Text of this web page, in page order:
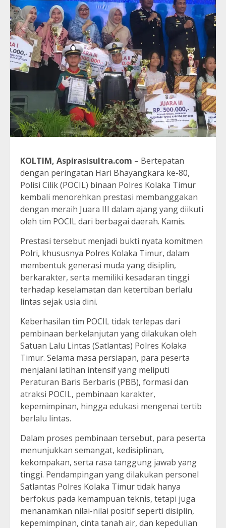
KOLTIM, Aspirasisultra.com – Bertepatan
dengan peringatan Hari Bhayangkara ke-80,
Polisi Cilik (POCIL) binaan Polres Kolaka Timur
kembali menorehkan prestasi membanggakan
dengan meraih Juara III dalam ajang yang diikuti
oleh tim POCIL dari berbagai daerah. Kamis.
Prestasi tersebut menjadi bukti nyata komitmen
Polri, khususnya Polres Kolaka Timur, dalam
membentuk generasi muda yang disiplin,
berkarakter, serta memiliki kesadaran tinggi
terhadap keselamatan dan ketertiban berlalu
lintas sejak usia dini.
Keberhasilan tim POCIL tidak terlepas dari
pembinaan berkelanjutan yang dilakukan oleh
Satuan Lalu Lintas (Satlantas) Polres Kolaka
Timur. Selama masa persiapan, para peserta
menjalani latihan intensif yang meliputi
Peraturan Baris Berbaris (PBB), formasi dan
atraksi POCIL, pembinaan karakter,
kepemimpinan, hingga edukasi mengenai tertib
berlalu lintas.
Dalam proses pembinaan tersebut, para peserta
menunjukkan semangat, kedisiplinan,
kekompakan, serta rasa tanggung jawab yang
tinggi. Pendampingan yang dilakukan personel
Satlantas Polres Kolaka Timur tidak hanya
berfokus pada kemampuan teknis, tetapi juga
menanamkan nilai-nilai positif seperti disiplin,
kepemimpinan, cinta tanah air, dan kepedulian